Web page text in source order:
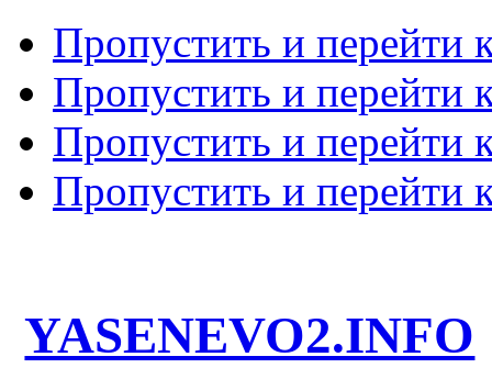
Пропустить и перейти
Пропустить и перейти
Пропустить и перейти
Пропустить и перейти
YASENEVO2.INFO